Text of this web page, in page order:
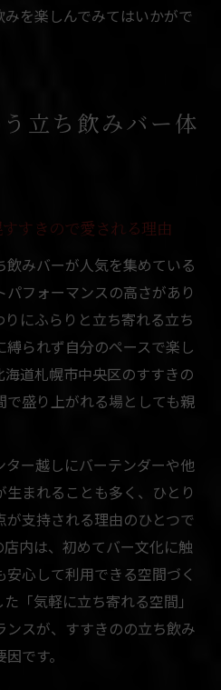
を楽しんでみてはいかがで
立ち飲みバー体
すきので愛される理由
みバーが人気を集めている
フォーマンスの高さがあり
にふらりと立ち寄れる立ち
られず自分のペースで楽し
道札幌市中央区のすすきの
盛り上がれる場としても親
ー越しにバーテンダーや他
まれることも多く、ひとり
支持される理由のひとつで
内は、初めてバー文化に触
心して利用できる空間づく
「気軽に立ち寄れる空間」
ンスが、すすきのの立ち飲み
です。